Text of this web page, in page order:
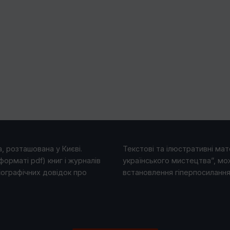
розташована у Києві.
pdf) книг і журналів
довідок про
Текстові та ілюстративні
українського мистецтва”,
встановлення